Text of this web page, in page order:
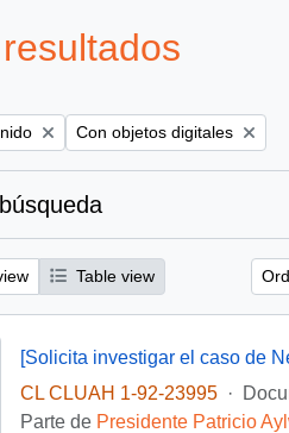
Remove filter:
Con objetos digitales
Table view
[Solicita investigar el caso de
CL CLUAH 1-92-23995
·
Parte de Presidente Patricio